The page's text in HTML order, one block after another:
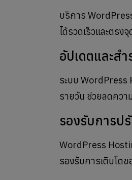
บริการ
ได้รวดเร็วและตรงจุ
อัปเดตและส
ระบบ WordPress
รายวัน ช่วยลดคว
รองรับการป
WordPress
รองรับการเติบโต